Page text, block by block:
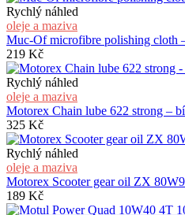
Rychlý náhled
oleje a maziva
Muc-Of microfibre polishing cloth
219 Kč
Rychlý náhled
oleje a maziva
Motorex Chain lube 622 strong –
325 Kč
Rychlý náhled
oleje a maziva
Motorex Scooter gear oil ZX
189 Kč